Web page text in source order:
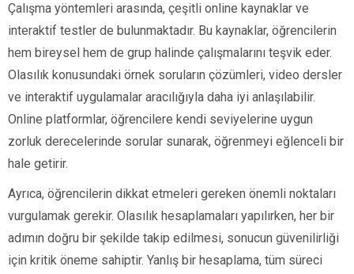
Çalışma yöntemleri arasında, çeşitli online kaynaklar ve
interaktif testler de bulunmaktadır. Bu kaynaklar, öğrencilerin
hem bireysel hem de grup halinde çalışmalarını teşvik eder.
Olasılık konusundaki örnek soruların çözümleri, video dersler
ve interaktif uygulamalar aracılığıyla daha iyi anlaşılabilir.
Online platformlar, öğrencilere kendi seviyelerine uygun
zorluk derecelerinde sorular sunarak, öğrenmeyi eğlenceli bir
hale getirir.
Ayrıca, öğrencilerin dikkat etmeleri gereken önemli noktaları
vurgulamak gerekir. Olasılık hesaplamaları yapılırken, her bir
adımın doğru bir şekilde takip edilmesi, sonucun güvenilirliği
için kritik öneme sahiptir. Yanlış bir hesaplama, tüm süreci